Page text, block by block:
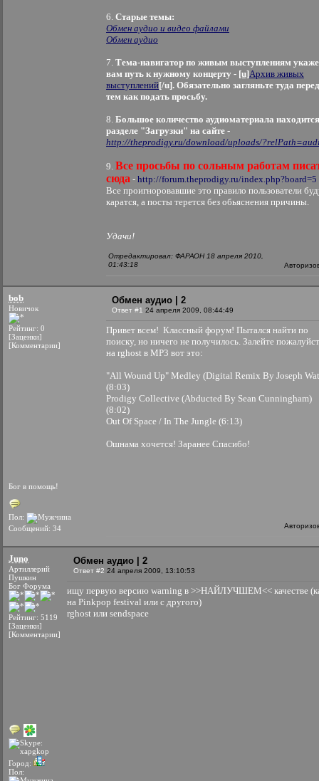
6. Старые темы:
Обмен аудио и видео файлами
Обмен аудио
7. Тема-навигатор по живым выступлениям
вам путь к нужному концерту - [u]Архив живых
выступлений[/u]. Обязательно загляньте туда перед
тем как подать просьбу.
8. Большое количество аудиоматериала
разделе "Загрузки" на сайте -
http://theprodigy.ru/download/uploads/
9. Все просьбы по сольным работам
сюда - http://forum.theprodigy.ru/index.php?board=5
Все проигноровавшие это правило пользователи
каратся, а посты терется без обьяснения причины.
Удачи!
Отредактировал: ФАРАОН 18 апреля 2010,
01:43:18
bob
Новичок
Рейтинг: 0
[Заценки]
[Комментарии]
Бог в помощь!
Пол:
Сообщений: 34
Обмен аудио | 2
Ответ #1 24 апреля 2009, 08:44:49
Привет всем! Классный форум! Пытался найти по
поиску, но ничего не получилось. Залейте
на rghost в MP3 вот это:
"All Wound Up" Medley (Digital Remix By Joseph
(8:03)
Prodigy Collective (Abducted By Sean Cunningham)
(8:02)
Out Of Space / In The Jungle (6:13)
Ошнама хочется! Заранее Спасибо!
Juno
Артиллерий
Пушкин
Бог Форума
Рейтинг: 5119
[Заценки]
[Комментарии]
Город:
Пол:
Обмен аудио | 2
Ответ #2 24 апреля 2009, 13:10:53
ищу первую версию warning в >>НАЙЛУЧШЕМ<< качестве
на Pinkpop festival или с другого)
rghost или sendspace